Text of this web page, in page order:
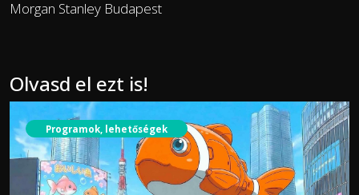
Morgan Stanley Budapest
Olvasd el ezt is!
Programok, lehetőségek